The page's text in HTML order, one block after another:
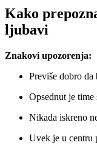
Kako
ljubavi
Znakovi upozorenja:
Previše dobro
Opsednut je time
Nikada iskreno
Uvek je u centru